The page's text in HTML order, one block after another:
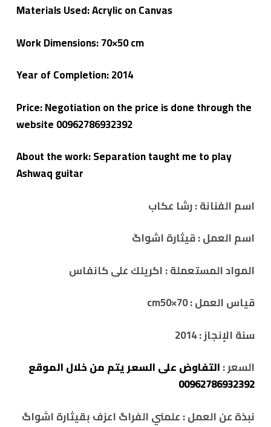
Materials Used: Acrylic on Canvas
Work Dimensions: 70×50 cm
Year of Completion: 2014
Price: Negotiation on the price is done through the
website 00962786932392
About the work: Separation taught me to play
Ashwaq guitar
اسم الفنانة : رشا عكاب
اسم العمل :قيثارة اشواگ
المواد المستعملة :اكريلك على كانفاس
قياس العمل : cm50×70
سنة الإنجاز :2014
السعر :التفاوض على السعر يتم من خلال الموقع
00962786932392
نبذة عن العمل:علمني الفراگ اعزف بقيثارة اشواگ